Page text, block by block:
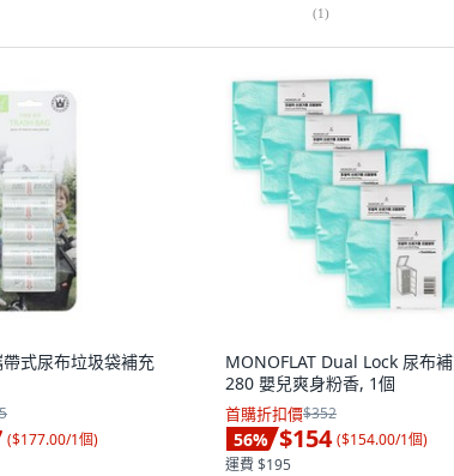
(1)
式尿布垃圾袋補充
($177.00/1個)
MONOFLAT Dual Lock 尿布
280 嬰兒爽身粉香, 1個
首購折扣價$352
56% $154 ($154.00/1個)
運費 $195